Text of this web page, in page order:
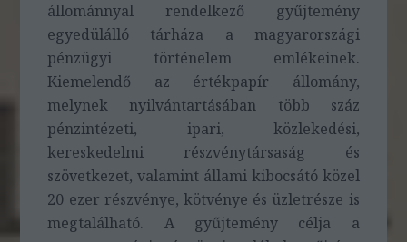
állománnyal rendelkező gyűjtemény
egyedülálló tárháza a magyarországi
pénzügyi történelem emlékeinek.
Kiemelendő az értékpapír állomány,
melynek nyilvántartásában több száz
pénzintézeti, ipari, közlekedési,
kereskedelmi részvénytársaság és
szövetkezet, valamint állami kibocsátó közel
20 ezer részvénye, kötvénye és üzletrésze is
megtalálható. A gyűjtemény célja a